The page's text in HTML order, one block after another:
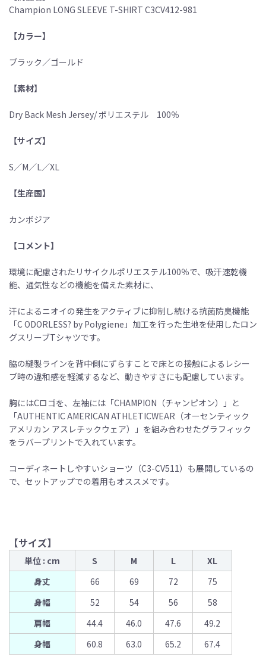
Champion LONG SLEEVE T-SHIRT C3CV412-981
【カラー】
ブラック／ゴールド
【素材】
Dry Back Mesh Jersey/ ポリエステル 100％
【サイズ】
S／M／L／XL
【生産国】
カンボジア
【コメント】
環境に配慮されたリサイクルポリエステル100％で、吸汗速乾機
能、通気性などの機能を備えた素材に、
汗によるニオイの発生をアクティブに抑制し続ける抗菌防臭機能
「C ODORLESS? by Polygiene」加工を行った生地を使用したロン
グスリーブTシャツです。
脇の縫製ラインを背中側にずらすことで床との接触によるレシー
ブ時の違和感を軽減するなど、動きやすさにも配慮しています。
胸にはCロゴを、左袖には「CHAMPION（チャンピオン）」と
「AUTHENTIC AMERICAN ATHLETICWEAR（オーセンティック
アメリカン アスレチックウェア）」を組み合わせたグラフィック
をラバープリントで入れています。
コーディネートしやすいショーツ（C3-CV511）も展開しているの
で、セットアップでの着用もオススメです。
【サイズ】
単位 : cm S M L
XL
身丈
66 69 72
75
身幅
52 54 56
58
肩幅
44.4 46.0 47.6
49.2
身幅
60.8 63.0 65.2 67.4